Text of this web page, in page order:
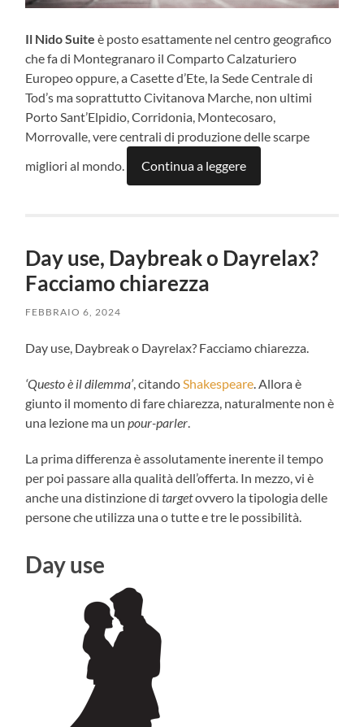
Il Nido Suite è posto esattamente nel centro geografico
che fa di Montegranaro il Comparto Calzaturiero
Europeo oppure, a Casette d’Ete, la Sede Centrale di
Tod’s ma soprattutto Civitanova Marche, non ultimi
Porto Sant’Elpidio, Corridonia, Montecosaro,
Morrovalle, vere centrali di produzione delle scarpe
migliori al mondo.
Continua a leggere
Day use, Daybreak o Dayrelax?
Facciamo chiarezza
FEBBRAIO 6, 2024
Day use, Daybreak o Dayrelax? Facciamo chiarezza.
‘Questo è il dilemma’, citando Shakespeare . Allora è
giunto il momento di fare chiarezza, naturalmente non è
una lezione ma un pour-parler
La prima differenza è assolutamente inerente il tempo
per poi passare alla qualità dell’offerta. In mezzo, vi è
anche una distinzione ditargetovvero la tipologia delle
persone che utilizza una o tutte e tre le possibilità.
Day use